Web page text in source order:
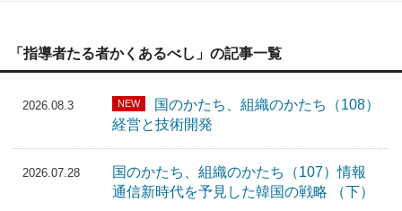
「指導者たる者かくあるべし」の記事一覧
2026.08.3 NEW
国のかたち、組織のかたち（108）
経営と技術開発
2026.07.28
国のかたち、組織のかたち（107）情報
通信新時代を予見した韓国の戦略 （下）